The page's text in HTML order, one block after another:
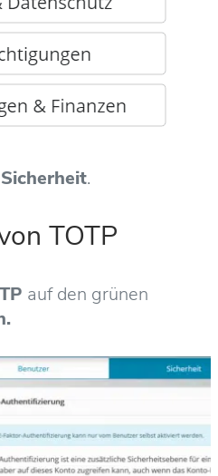
Sicherheit.
TOTP
auf den grünen